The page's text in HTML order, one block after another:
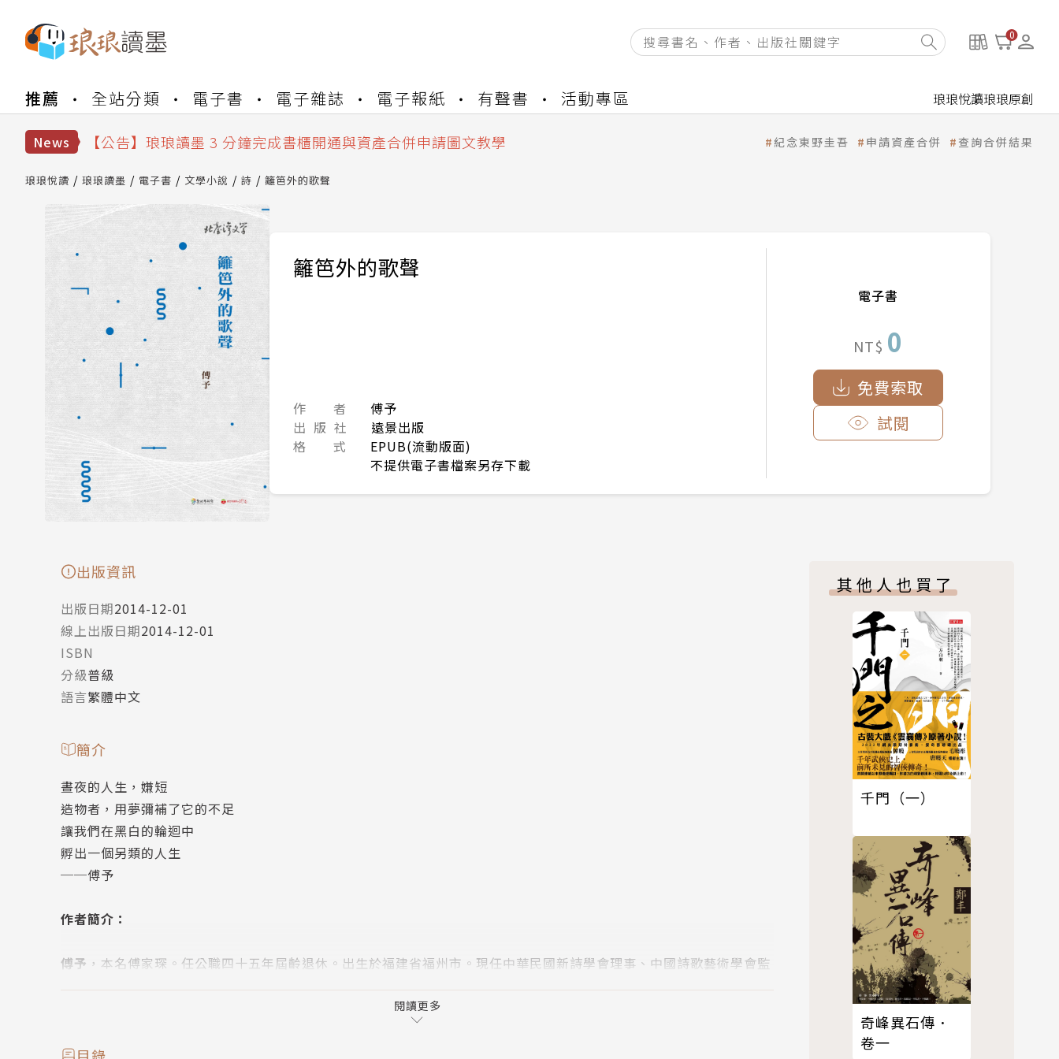
0
推薦 全站分類 電子書 電子雜誌 電子報紙 有聲書 活動專區 琅琅悅讀琅琅原創
News
【公告】琅琅讀墨數位閱讀資產合併與書櫃開通申請
【公告】琅琅讀墨 3 分鐘完成書櫃開通與資產合併申請圖文教學
【公告】琅琅讀墨數位閱讀資產合併與書櫃開通申請
紀念東野圭吾 申請資產合併 查詢合併結果
琅琅悅讀 琅琅讀墨 電子書 文學小說 詩 籬笆外的歌聲
籬笆外的歌聲
作 者
傅予
出 版 社
遠景出版
格 式
EPUB(流動版面)
不提供電子書檔案另存下載
電子書
NT$ 0
免費索取
試閱
出版資訊
出版日期2014-12-01
線上出版日期2014-12-01
ISBN
分級普級
語言繁體中文
簡介
晝夜的人生，嫌短
造物者，用夢彌補了它的不足
讓我們在黑白的輪迴中
孵出一個另類的人生
──傅予
作者簡介：
傅予 ，本名傅家琛。任公職四十五年屆齡退休。出生於福建省福州市。現任中華民國新詩學會理事、中國詩歌藝術學會監
創作以詩為主，曾出版詩集《尋夢曲》、《生命的樂章》、《中英對照傅予短詩選》、《傅予詩選》等著作。目前已結集
等候出版的詩集有《一首未完成的詩篇》等兩本。退休後並曾多次出席兩岸文學詩歌文化交流活動。
創作詩觀是：「詩可提昇人類文化的價值！」
閱讀更多
其他人也買了
千門（一）
奇峰異石傳．
卷一